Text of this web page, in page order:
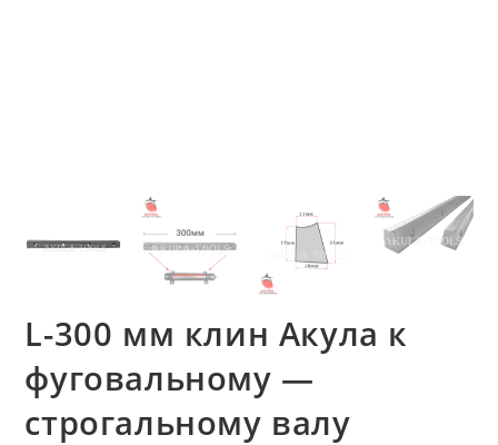
L-300 мм клин Акула к
фуговальному —
строгальному валу